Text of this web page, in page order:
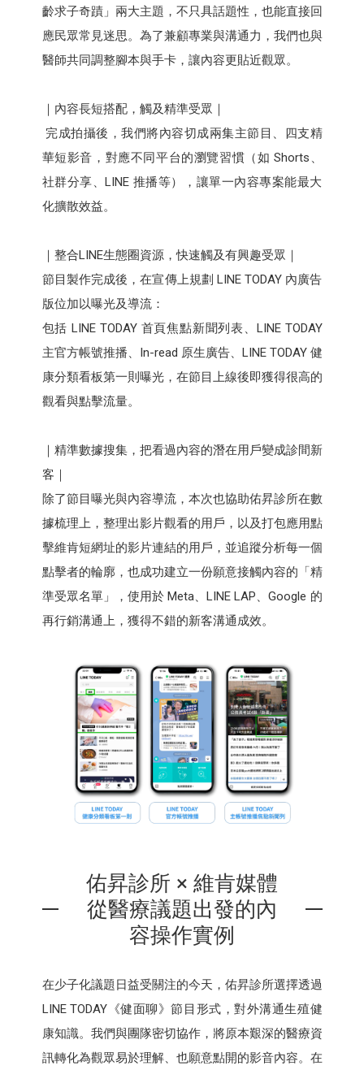
齡求子奇蹟」兩大主題，不只具話題性，也能直接回
應民眾常見迷思。為了兼顧專業與溝通力，我們也與
醫師共同調整腳本與手卡，讓內容更貼近觀眾。
｜內容長短搭配，觸及精準受眾｜
完成拍攝後，我們將內容切成兩集主節目、四支精
華短影音，對應不同平台的瀏覽習慣（如 Shorts、
社群分享、LINE 推播等），讓單一內容專案能最大
化擴散效益。
｜整合LINE生態圈資源，快速觸及有興趣受眾｜
節目製作完成後，在宣傳上規劃 LINE TODAY 內廣告
版位加以曝光及導流：
包括 LINE TODAY 首頁焦點新聞列表、LINE TODAY
主官方帳號推播、In-read 原生廣告、LINE TODAY 健
康分類看板第一則曝光，在節目上線後即獲得很高的
觀看與點擊流量。
｜精準數據搜集，把看過內容的潛在用戶變成診間新
客｜
除了節目曝光與內容導流，本次也協助佑昇診所在數
據梳理上，整理出影片觀看的用戶，以及打包應用點
擊維肯短網址的影片連結的用戶，並追蹤分析每一個
點擊者的輪廓，也成功建立一份願意接觸內容的「精
準受眾名單」，使用於 Meta、LINE LAP、Google 的
再行銷溝通上，獲得不錯的新客溝通成效。
佑昇診所 × 維肯媒體
從醫療議題出發的內
容操作實例
在少子化議題日益受關注的今天，佑昇診所選擇透過
LINE TODAY《健面聊》節目形式，對外溝通生殖健
康知識。我們與團隊密切協作，將原本艱深的醫療資
訊轉化為觀眾易於理解、也願意點開的影音內容。在